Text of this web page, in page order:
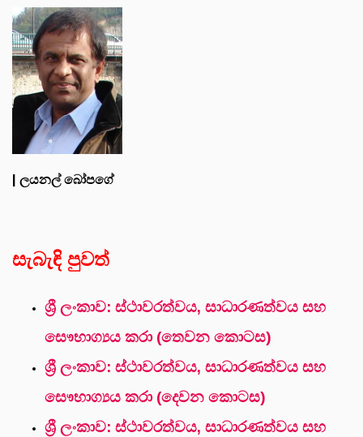
| ලයනල් බෝපගේ
සැබැඳි පුවත්
ශ්‍රී ලංකාව: ස්ථාවරත්වය, සාධාරණත්වය සහ
සෞභාග්‍යය කරා (තෙවන කොටස)
ශ්‍රී ලංකාව: ස්ථාවරත්වය, සාධාරණත්වය සහ
සෞභාග්‍යය කරා (දෙවන කොටස)
ශ්‍රී ලංකාව: ස්ථාවරත්වය, සාධාරණත්වය සහ